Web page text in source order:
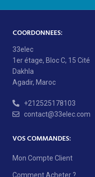
COORDONNEES:
33elec
1er étage, Bloc C, 15 Cité
Dakhla
Agadir, Maroc
+212525178103
contact@33elec.com
VOS COMMANDES:
Mon Compte Client
Comment Acheter ?